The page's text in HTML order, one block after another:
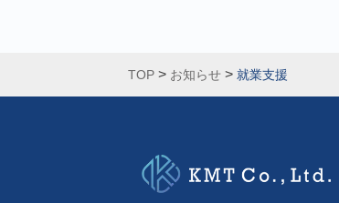
TOP > お知らせ > 就業支援